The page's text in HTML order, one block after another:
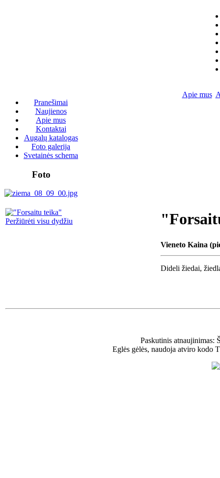
Pranešimai
Naujienos
Apie mus
Kontaktai
Augalų katalogas
Foto galerija
Svetainės schema
Foto
Apie mus
Peržiūrėti visu dydžiu
Vieneto Kaina
Dideli žiedai,
Paskutinis atnaujinimas:
Eglės gėlės, naudoja atviro kodo